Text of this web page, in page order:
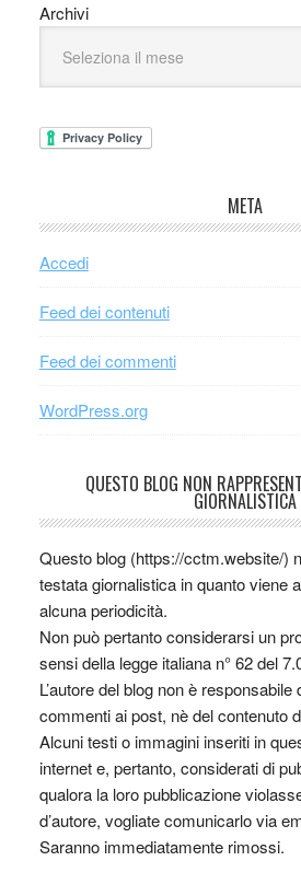
Archivi
META
Accedi
Feed dei contenuti
Feed dei commenti
WordPress.org
QUESTO BLOG NON
GIORNALISTICA
Questo blog (https://cctm.website/)
testata giornalistica in quanto viene
alcuna periodicità.
Non può pertanto considerarsi un
sensi della legge italiana n° 62 del
L’autore del blog non è
commenti ai post, nè del contenuto
Alcuni testi o immagini inseriti in
internet e, pertanto, considerati di
qualora la loro pubblicazione
d’autore, vogliate comunicarlo via
Saranno immediatamente rimossi.